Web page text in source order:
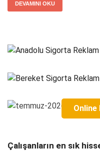
DEVAMINI OKU
Online
Çalışanların en sık